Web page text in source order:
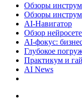
Обзоры
Обзоры
AI-Навигатор
Обзор
AI-фокус:
Глубокое
Практикум и
AI News